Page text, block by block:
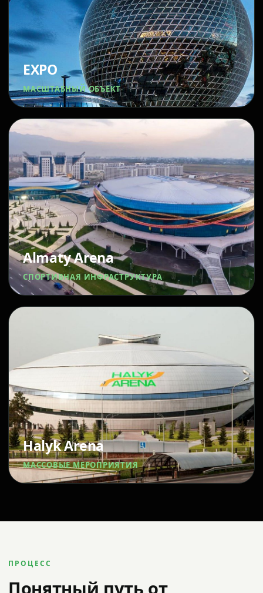
EXPO
МАСШТАБНЫЙ ОБЪЕКТ
Almaty Arena
СПОРТИВНАЯ ИНФРАСТРУКТУРА
Halyk Arena
МАССОВЫЕ МЕРОПРИЯТИЯ
ПРОЦЕСС
Понятный путь от